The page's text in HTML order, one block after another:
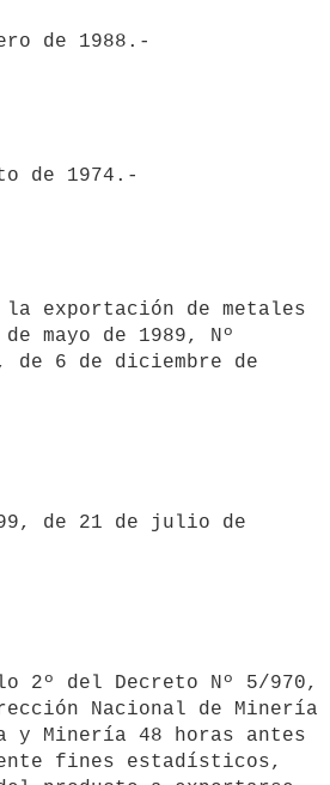
mayo de 1989, Nº
de 6 de diciembre de
Nacional de Minería
Minería 48 horas antes
fines estadísticos,